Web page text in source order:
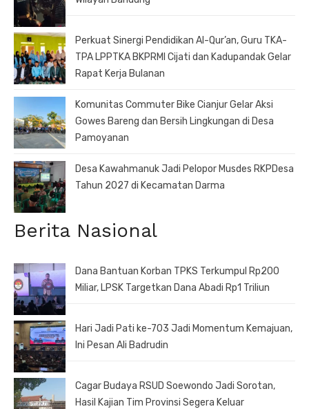
Perkuat Sinergi Pendidikan Al-Qur’an, Guru TKA-
TPA LPPTKA BKPRMI Cijati dan Kadupandak Gelar
Rapat Kerja Bulanan
Komunitas Commuter Bike Cianjur Gelar Aksi
Gowes Bareng dan Bersih Lingkungan di Desa
Pamoyanan
Desa Kawahmanuk Jadi Pelopor Musdes RKPDesa
Tahun 2027 di Kecamatan Darma
Berita Nasional
Dana Bantuan Korban TPKS Terkumpul Rp200
Miliar, LPSK Targetkan Dana Abadi Rp1 Triliun
Hari Jadi Pati ke-703 Jadi Momentum Kemajuan,
Ini Pesan Ali Badrudin
Cagar Budaya RSUD Soewondo Jadi Sorotan,
Hasil Kajian Tim Provinsi Segera Keluar